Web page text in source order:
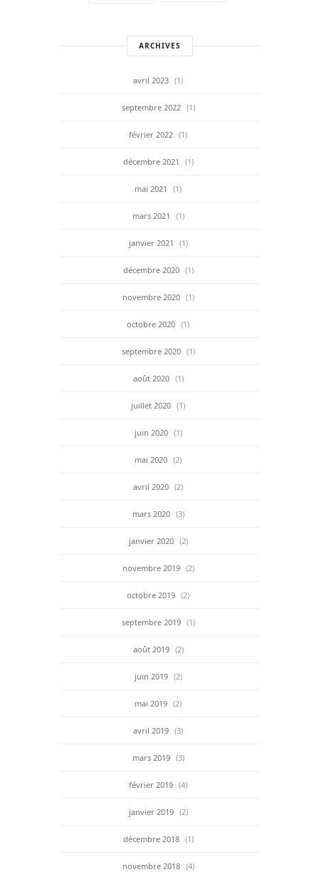
ARCHIVES
avril 2023 (1)
septembre 2022 (1)
février 2022 (1)
décembre 2021 (1)
mai 2021 (1)
mars 2021 (1)
janvier 2021 (1)
décembre 2020 (1)
novembre 2020 (1)
octobre 2020 (1)
septembre 2020 (1)
août 2020 (1)
juillet 2020 (1)
juin 2020 (1)
mai 2020 (2)
avril 2020 (2)
mars 2020 (3)
janvier 2020 (2)
novembre 2019 (2)
octobre 2019 (2)
septembre 2019 (1)
août 2019 (2)
juin 2019 (2)
mai 2019 (2)
avril 2019 (3)
mars 2019 (3)
février 2019 (4)
janvier 2019 (2)
décembre 2018 (1)
novembre 2018 (4)